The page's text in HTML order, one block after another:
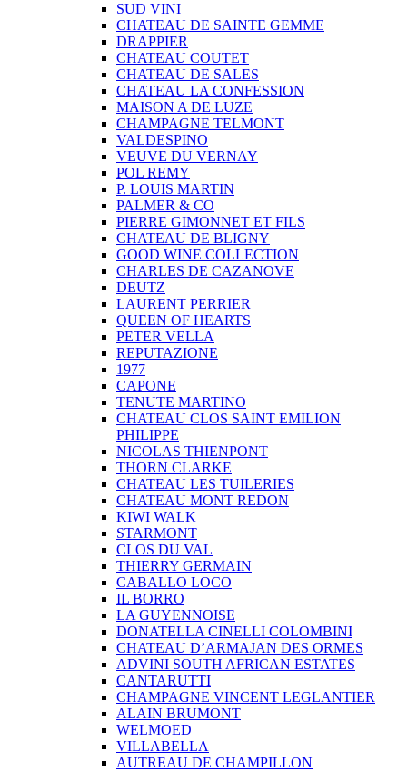
SUD VINI
CHATEAU DE SAINTE GEMME
DRAPPIER
CHATEAU COUTET
CHATEAU DE SALES
CHATEAU LA CONFESSION
MAISON A DE LUZE
CHAMPAGNE TELMONT
VALDESPINO
VEUVE DU VERNAY
POL REMY
P. LOUIS MARTIN
PALMER & CO
PIERRE GIMONNET ET FILS
CHATEAU DE BLIGNY
GOOD WINE COLLECTION
CHARLES DE CAZANOVE
DEUTZ
LAURENT PERRIER
QUEEN OF HEARTS
PETER VELLA
REPUTAZIONE
1977
CAPONE
TENUTE MARTINO
CHATEAU CLOS SAINT EMILION
PHILIPPE
NICOLAS THIENPONT
THORN CLARKE
CHATEAU LES TUILERIES
CHATEAU MONT REDON
KIWI WALK
STARMONT
CLOS DU VAL
THIERRY GERMAIN
CABALLO LOCO
IL BORRO
LA GUYENNOISE
DONATELLA CINELLI COLOMBINI
CHATEAU D’ARMAJAN DES ORMES
ADVINI SOUTH AFRICAN ESTATES
CANTARUTTI
CHAMPAGNE VINCENT LEGLANTIER
ALAIN BRUMONT
WELMOED
VILLABELLA
AUTREAU DE CHAMPILLON